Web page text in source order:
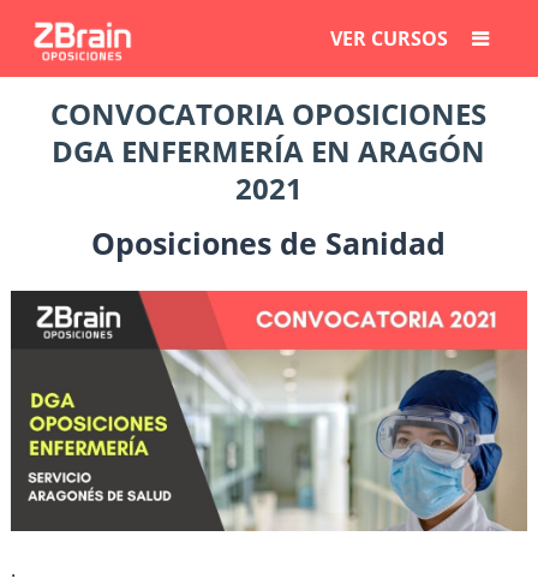
VER CURSOS
CONVOCATORIA OPOSICIONES
DGA ENFERMERÍA EN ARAGÓN
2021
Oposiciones de Sanidad
.